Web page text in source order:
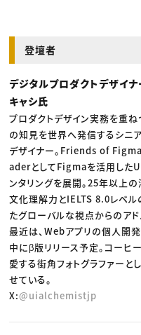
登壇者
デジタルプロダクトデザイナ
キャシ氏
プロダクトデザイン実務を重
の知見を世界へ発信するシニ
デザイナー。Friends of
aderとしてFigmaを活用した
ンタリングを展開。25年以上
文化理解力とIELTS 8.0レベル
たグローバルな視点からのア
最近は、Webアプリの個人開
中にβ版リリース予定。コーヒ
愛する街角フォトグラファーと
せている。
X:@uialchemistjp